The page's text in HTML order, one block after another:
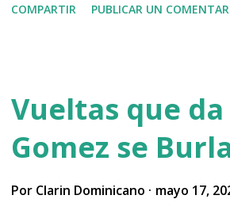
a su vez se mantuvo
hecho y asaltarlo, según
por eso le pidió el dinero
COMPARTIR PUBLICAR UN
Vueltas que
Gomez se
Por Clarin Dominicano mayo 17,